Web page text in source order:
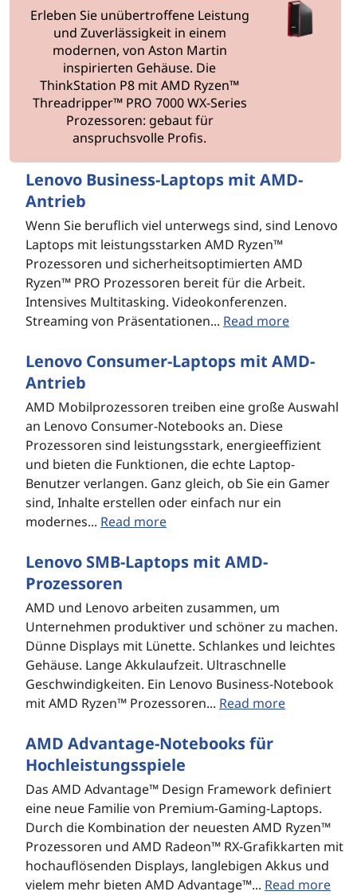
Erleben Sie unübertroffene Leistung
und Zuverlässigkeit in einem
modernen, von Aston Martin
inspirierten Gehäuse. Die
ThinkStation P8 mit AMD Ryzen™
Threadripper™ PRO 7000 WX-Series
Prozessoren: gebaut für
anspruchsvolle Profis.
Lenovo Business-Laptops mit AMD-
Antrieb
Wenn Sie beruflich viel unterwegs sind, sind Lenovo
Laptops mit leistungsstarken AMD Ryzen™
Prozessoren und sicherheitsoptimierten AMD
Ryzen™ PRO Prozessoren bereit für die Arbeit.
Intensives Multitasking. Videokonferenzen.
Streaming von Präsentationen... Read more
Lenovo Consumer-Laptops mit AMD-
Antrieb
AMD Mobilprozessoren treiben eine große Auswahl
an Lenovo Consumer-Notebooks an. Diese
Prozessoren sind leistungsstark, energieeffizient
und bieten die Funktionen, die echte Laptop-
Benutzer verlangen. Ganz gleich, ob Sie ein Gamer
sind, Inhalte erstellen oder einfach nur ein
modernes... Read more
Lenovo SMB-Laptops mit AMD-
Prozessoren
AMD und Lenovo arbeiten zusammen, um
Unternehmen produktiver und schöner zu machen.
Dünne Displays mit Lünette. Schlankes und leichtes
Gehäuse. Lange Akkulaufzeit. Ultraschnelle
Geschwindigkeiten. Ein Lenovo Business-Notebook
mit AMD Ryzen™ Prozessoren... Read more
AMD Advantage-Notebooks für
Hochleistungsspiele
Das AMD Advantage™ Design Framework definiert
eine neue Familie von Premium-Gaming-Laptops.
Durch die Kombination der neuesten AMD Ryzen™
Prozessoren und AMD Radeon™ RX-Grafikkarten mit
hochauflösenden Displays, langlebigen Akkus und
vielem mehr bieten AMD Advantage™... Read more